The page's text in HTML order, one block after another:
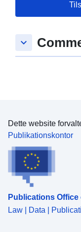
keyboard_arrow_down
Dette website
Publikationskontor
Publications
Law | Data |